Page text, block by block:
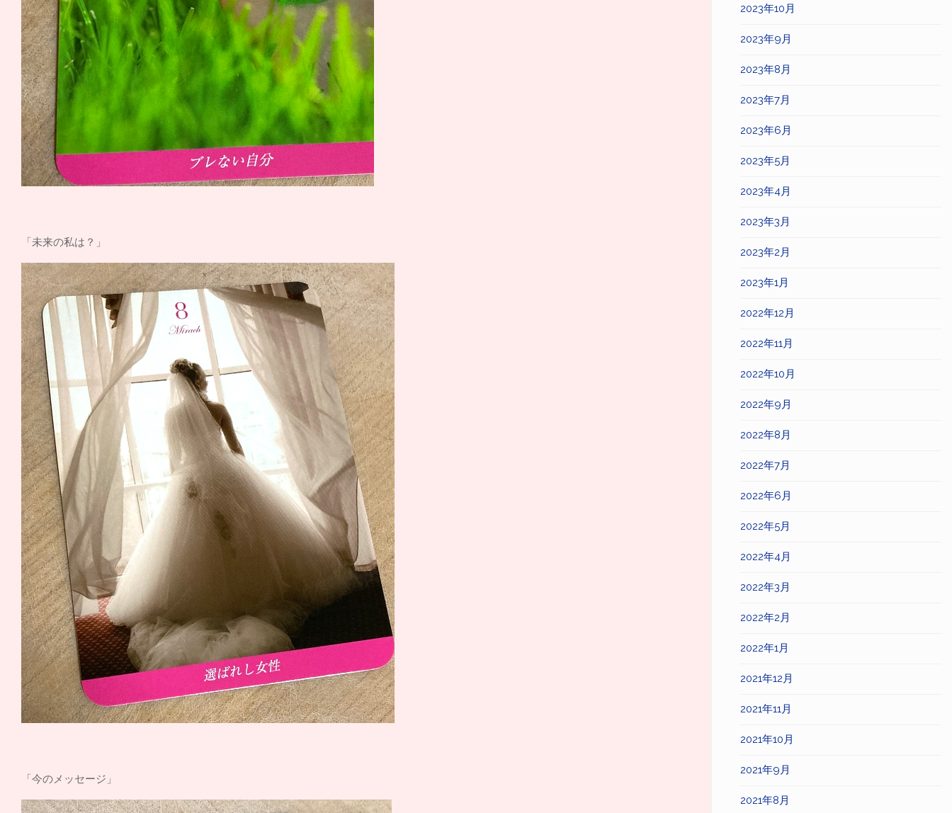
「未来の私は？」
「今のメッセージ」
2023年10月
2023年9月
2023年8月
2023年7月
2023年6月
2023年5月
2023年4月
2023年3月
2023年2月
2023年1月
2022年12月
2022年11月
2022年10月
2022年9月
2022年8月
2022年7月
2022年6月
2022年5月
2022年4月
2022年3月
2022年2月
2022年1月
2021年12月
2021年11月
2021年10月
2021年9月
2021年8月